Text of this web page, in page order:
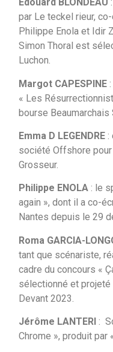
par Le teckel rieur,
Philippe Enola et Idir
Simon Thoral est
Luchon.
Margot CAPESPINE
« Les
bourse Beaumarchais
Emma D LEGENDRE :
société Offshore
Grosseur.
Philippe ENOLA : le
again », dont il a co-
Nantes depuis le 29
Roma GARCIA-
tant que scénariste,
cadre du concours «
sélectionné et
Devant 2023.
Jérôme LANTERI :
Chrome », produit par